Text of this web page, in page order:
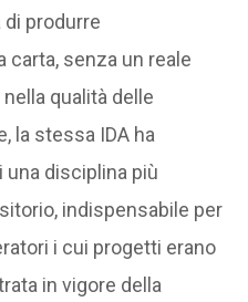
produrre
carta, senza un reale
qualità delle
la stessa IDA ha
disciplina più
indispensabile per
i cui progetti erano
in vigore della